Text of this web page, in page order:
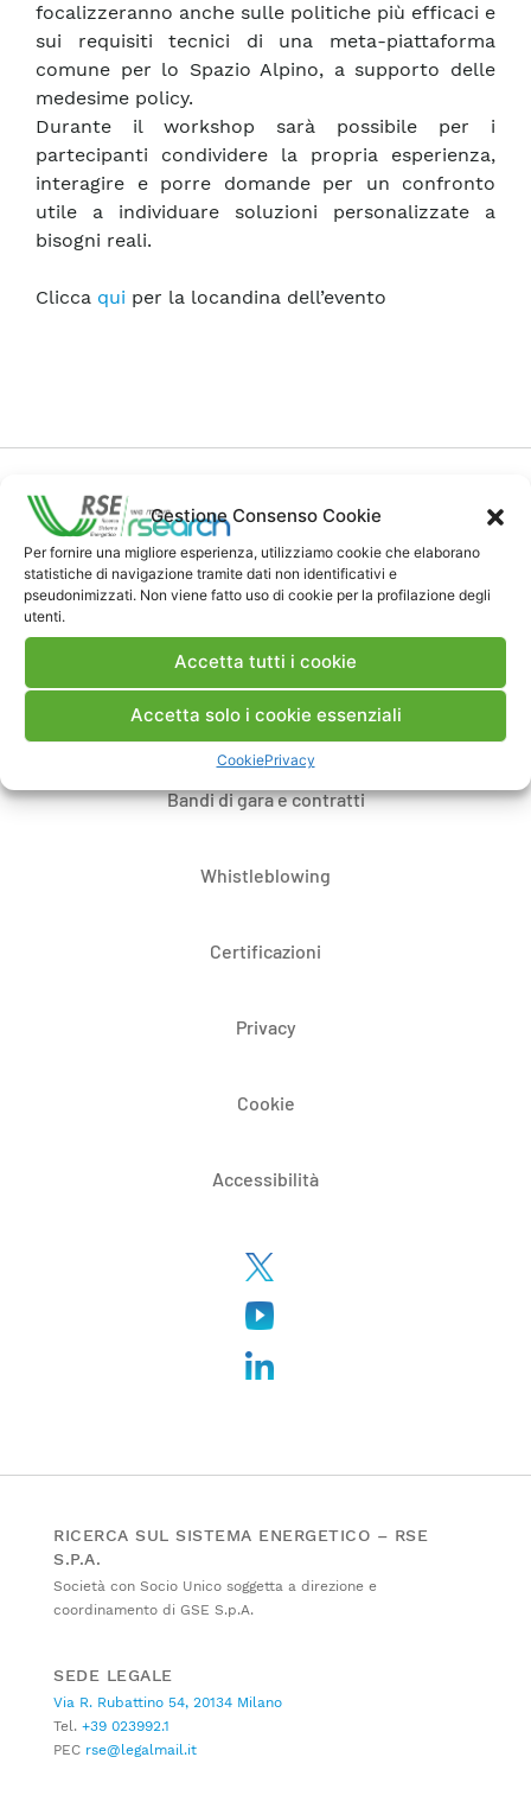
Gestione Consenso Cookie
Per fornire una migliore esperienza, utilizziamo cookie che elaborano
statistiche di navigazione tramite dati non identificativi e
pseudonimizzati. Non viene fatto uso di cookie per la profilazione degli
utenti.
Accetta tutti i cookie
Accetta solo i cookie essenziali
CookiePrivacy
focalizzeranno anche sulle politiche più efficaci e
sui requisiti tecnici di una meta-piattaforma
comune per lo Spazio Alpino, a supporto delle
medesime policy.
Durante il workshop sarà possibile per i
partecipanti condividere la propria esperienza,
interagire e porre domande per un confronto
utile a individuare soluzioni personalizzate a
bisogni reali.
Clicca qui per la locandina dell’evento
Contatti
Dove siamo
Bandi di gara e contratti
Whistleblowing
Certificazioni
Privacy
Cookie
Accessibilità
RICERCA SUL SISTEMA ENERGETICO – RSE
S.P.A.
Società con Socio Unico soggetta a direzione e
coordinamento di GSE S.p.A.
SEDE LEGALE
Via R. Rubattino 54, 20134 Milano
Tel. +39 023992.1
PEC rse@legalmail.it